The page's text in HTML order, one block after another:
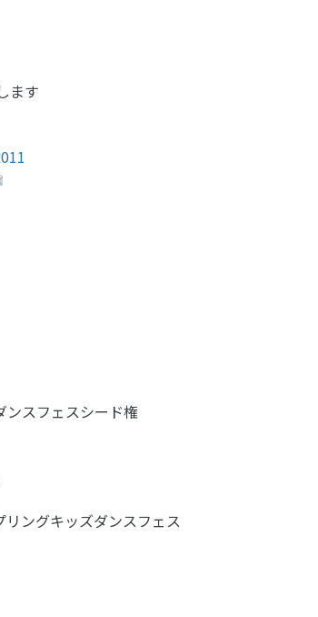
ます
ンスフェスシード権
ングキッズダンスフェス